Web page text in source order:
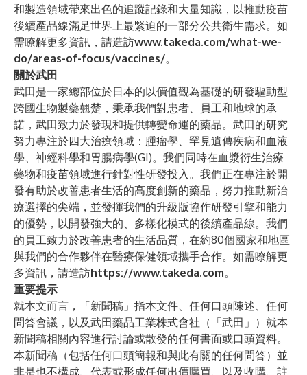
和製造領域帶來出色的追蹤記錄和大量知識，以推動疫苗
後續產品線滿足世界上最緊迫的一部分公共衛生需求。如
需瞭解更多資訊，請造訪www.takeda.com/what-we-
do/areas-of-focus/vaccines/。
關於武田
武田是一家總部位於日本的以價值觀為基礎的研發驅動型
跨國生物製藥翹楚，秉承我們對患者、員工和地球的承
諾，武田致力於發現和提供轉變命運的藥品。武田的研究
努力專注於四大治療領域：腫瘤學、罕見遺傳疾病和血液
學、神經科學和胃腸病學(GI)。我們同時在血漿衍生治療
藥物和疫苗領域進行針對性研發投入。我們正在專注於開
發有助於改善患者生活的高度創新的藥品，努力推動新治
療選擇的尖端，並發揮我們的升級版協作研發引擎和能力
的優勢，以開發強大的、多樣化模式的後續產品線。我們
的員工致力於改善患者的生活品質，在約80個國家和地區
與我們的合作夥伴在醫療保健領域攜手合作。如需瞭解更
多資訊，請造訪https://www.takeda.com。
重要提示
就本文而言，「新聞稿」指本文件、任何口頭陳述、任何
問答會議，以及武田藥品工業株式會社（「武田」）就本
新聞稿相關內容進行討論或散發的任何書面或口頭資料。
本新聞稿（包括任何口頭簡報和與此有關的任何問答）並
非是也不構成、代表或形成任何出價購買、以及收購、註